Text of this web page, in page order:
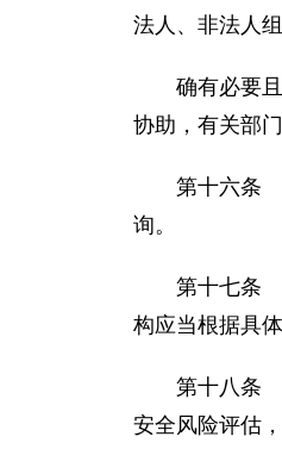
法人、非法人
确有必要
协助，有关部
第十六条
询。
第十七条
构应当根据具
第十八条
安全风险评估